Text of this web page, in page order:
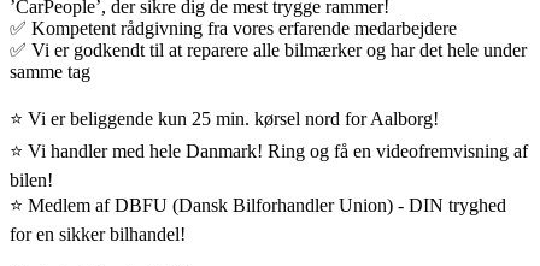
’CarPeople’, der sikre dig de mest trygge rammer!
✅ Kompetent rådgivning fra vores erfarende medarbejdere
✅ Vi er godkendt til at reparere alle bilmærker og har det hele under
samme tag
⭐ Vi er beliggende kun 25 min. kørsel nord for Aalborg!
⭐ Vi handler med hele Danmark! Ring og få en videofremvisning af
bilen!
⭐ Medlem af DBFU (Dansk Bilforhandler Union) - DIN tryghed
for en sikker bilhandel!